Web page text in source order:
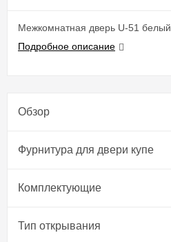
Межкомнатная дверь U-51 белый
Подробное описание
Обзор
Фурнитура для двери купе​
Комплектующие
Тип открывания